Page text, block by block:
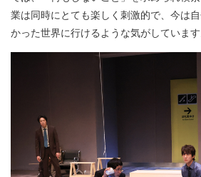
業は同時にとても楽しく刺激的で、今は
かった世界に行けるような気がしています